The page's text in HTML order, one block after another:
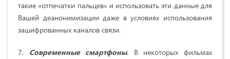
такие «отпечатки пальцев» и использовать эти данные для
Вашей деанонимизации даже в условиях использования
зашифрованных каналов связи.
7. Современные смартфоны. В некоторых фильмах